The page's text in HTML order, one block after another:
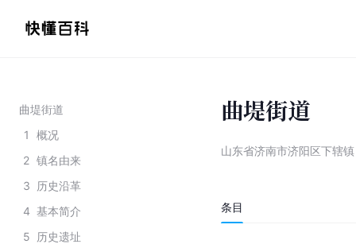
曲堤街道
1
概况
2 镇名由来
3
历史沿革
4 基本简介
5
历史遗址
曲堤街道
山东省济南市济阳区下辖镇
条目